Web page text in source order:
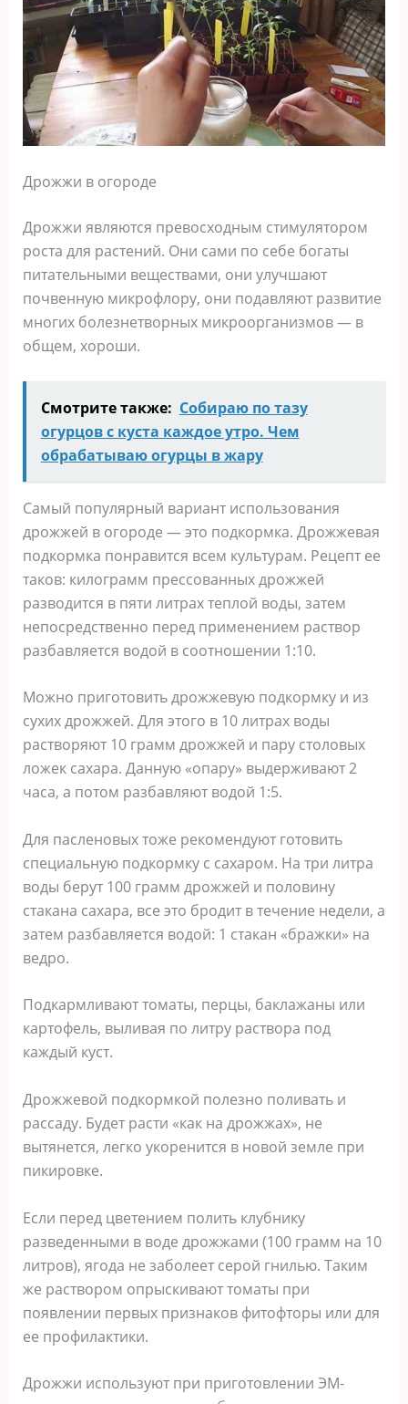
Дрожжи в огороде
Дрожжи являются превосходным стимулятором
роста для растений. Они сами по себе богаты
питательными веществами, они улучшают
почвенную микрофлору, они подавляют развитие
многих болезнетворных микроорганизмов — в
общем, хороши.
Смотрите также: Собираю по тазу
огурцов с куста каждое утро. Чем
обрабатываю огурцы в жару
Самый популярный вариант использования
дрожжей в огороде — это подкормка. Дрожжевая
подкормка понравится всем культурам. Рецепт ее
таков: килограмм прессованных дрожжей
разводится в пяти литрах теплой воды, затем
непосредственно перед применением раствор
разбавляется водой в соотношении 1:10.
Можно приготовить дрожжевую подкормку и из
сухих дрожжей. Для этого в 10 литрах воды
растворяют 10 грамм дрожжей и пару столовых
ложек сахара. Данную «опару» выдерживают 2
часа, а потом разбавляют водой 1:5.
Для пасленовых тоже рекомендуют готовить
специальную подкормку с сахаром. На три литра
воды берут 100 грамм дрожжей и половину
стакана сахара, все это бродит в течение недели, а
затем разбавляется водой: 1 стакан «бражки» на
ведро.
Подкармливают томаты, перцы, баклажаны или
картофель, выливая по литру раствора под
каждый куст.
Дрожжевой подкормкой полезно поливать и
рассаду. Будет расти «как на дрожжах», не
вытянется, легко укоренится в новой земле при
пикировке.
Если перед цветением полить клубнику
разведенными в воде дрожжами (100 грамм на 10
литров), ягода не заболеет серой гнилью. Таким
же раствором опрыскивают томаты при
появлении первых признаков фитофторы или для
ее профилактики.
Дрожжи используют при приготовлении ЭМ-